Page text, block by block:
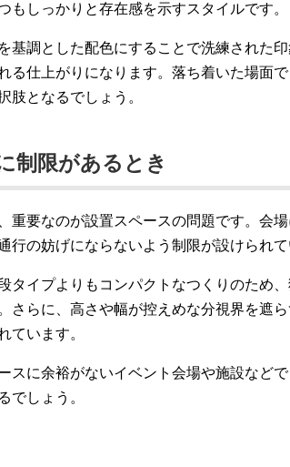
もしっかりと存在感を示すスタイルです。
基調とした配色にすることで洗練された
る仕上がりになります。落ち着いた場面
肢となるでしょう。
制限があるとき
重要なのが設置スペースの問題です。会
行の妨げにならないよう制限が設けられて
タイプよりもコンパクトなつくりのため
さらに、高さや幅が控えめな分視界を遮
ています。
スに余裕がないイベント会場や施設など
でしょう。